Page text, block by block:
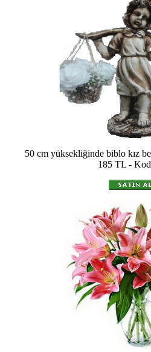
50 cm yüksekliğinde biblo kız
185 TL -